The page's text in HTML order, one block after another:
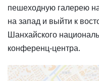
пешеходную галерею
на запад и выйти к
Шанхайского
конференц-центра.